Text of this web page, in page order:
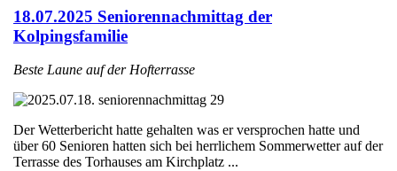
18.07.2025 Seniorennachmittag der
Kolpingsfamilie
Beste Laune auf der Hofterrasse
Der Wetterbericht hatte gehalten was er versprochen hatte und
über 60 Senioren hatten sich bei herrlichem Sommerwetter auf der
Terrasse des Torhauses am Kirchplatz ...